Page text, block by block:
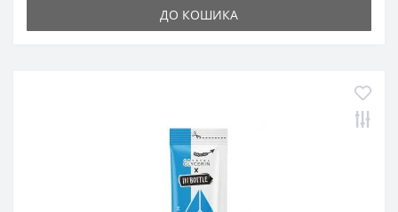
ДО КОШИКА